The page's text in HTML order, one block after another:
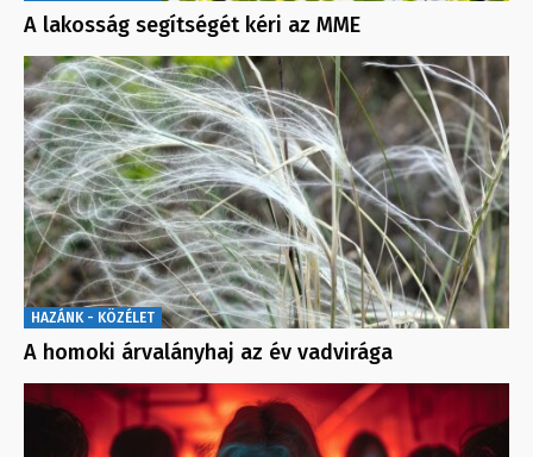
A lakosság segítségét kéri az MME
HAZÁNK - KÖZÉLET
A homoki árvalányhaj az év vadvirága